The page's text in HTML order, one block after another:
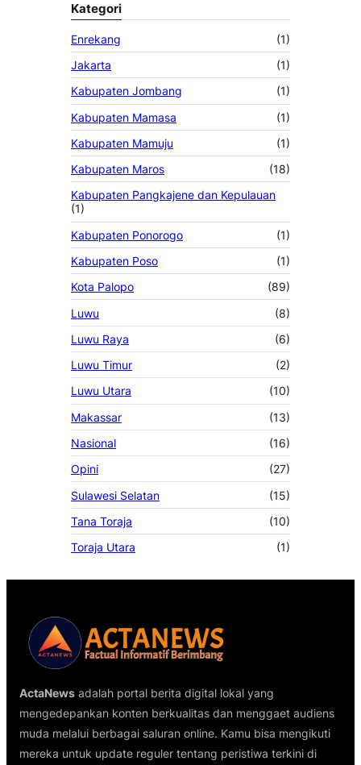
Kategori
Enrekang
(1)
Jakarta
(1)
Kabupaten Jombang
(1)
Kabupaten Mamasa
(1)
Kabupaten Mamuju
(1)
Kabupaten Maros
(18)
Kabupaten Pangkajene dan Kepulauan
(1)
Kabupaten Ponorogo
(1)
Kabupaten Poso
(1)
Kota Palopo
(89)
Luwu
(8)
Luwu Raya
(6)
Luwu Timur
(2)
Luwu Utara
(10)
Makassar
(13)
Nasional
(16)
Opini
(27)
Sulawesi Selatan
(15)
Tana Toraja
(10)
Toraja Utara
(1)
ActaNews adalah portal berita digital lokal yang
mengedepankan konten berkualitas dan menggaet audiens
muda melalui berbagai saluran online. Kamu bisa mengikuti
mereka untuk update reguler tentang peristiwa terkini di